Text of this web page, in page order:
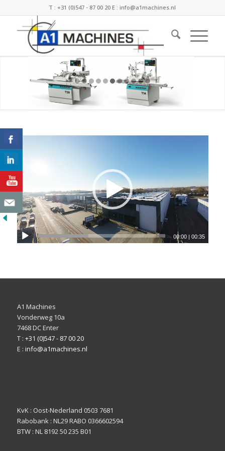
T :+31 (0)547 - 87 00 20 E :info@a1machines.nl
00:00 |00:35
A1 Machines
Vonderweg 10a
7468 DC Enter
T : +31 (0)547 - 87 00 20
E : info@a1machines.nl
KvK : Oost-Nederland 0503 7681
Rabobank : NL29 RABO 0366602594
BTW : NL 8192 50 235 B01